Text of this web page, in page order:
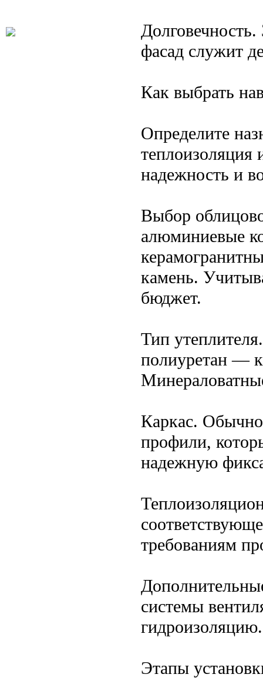
фасад служит
Как выбрать
Определите
теплоизоляция
надежность и
Выбор
алюминиевые
камень.
бюджет.
Тип
полиуретан —
Каркас.
профили,
надежную
требованиям
системы
гидроизоляцию.
Этапы